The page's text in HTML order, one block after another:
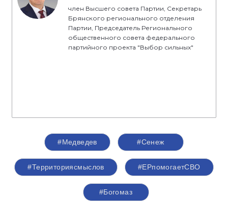
член Высшего совета Партии, Секретарь
Брянского регионального отделения
Партии, Председатель Регионального
общественного совета федерального
партийного проекта "Выбор сильных"
#Медведев #Сенеж
#Территориясмыслов #ЕРпомогаетСВО
#Богомаз